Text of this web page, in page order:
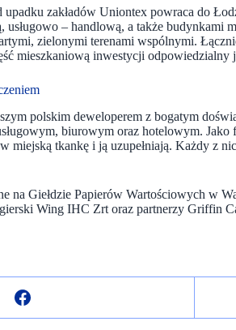
zakładów Uniontex powraca do
usługowo – handlową, a także budynkami
zielonymi terenami wspólnymi.
mieszkaniową inwestycji
polskim deweloperem z bogatym
biurowym oraz hotelowym. Jako
miejską tkankę i ją uzupełniają. Każdy z
na Giełdzie Papierów Wartościowych w
Wing IHC Zrt oraz partnerzy Griffin